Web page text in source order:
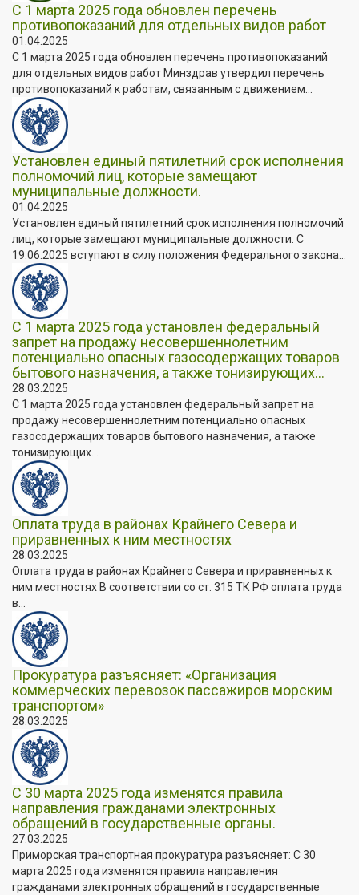
С 1 марта 2025 года обновлен перечень
противопоказаний для отдельных видов работ
01.04.2025
С 1 марта 2025 года обновлен перечень противопоказаний
для отдельных видов работ Минздрав утвердил перечень
противопоказаний к работам, связанным с движением...
Установлен единый пятилетний срок исполнения
полномочий лиц, которые замещают
муниципальные должности.
01.04.2025
Установлен единый пятилетний срок исполнения полномочий
лиц, которые замещают муниципальные должности. C
19.06.2025 вступают в силу положения Федерального закона...
С 1 марта 2025 года установлен федеральный
запрет на продажу несовершеннолетним
потенциально опасных газосодержащих товаров
бытового назначения, а также тонизирующих...
28.03.2025
С 1 марта 2025 года установлен федеральный запрет на
продажу несовершеннолетним потенциально опасных
газосодержащих товаров бытового назначения, а также
тонизирующих...
Оплата труда в районах Крайнего Севера и
приравненных к ним местностях
28.03.2025
Оплата труда в районах Крайнего Севера и приравненных к
ним местностях В соответствии со ст. 315 ТК РФ оплата труда
в...
Прокуратура разъясняет: «Организация
коммерческих перевозок пассажиров морским
транспортом»
28.03.2025
С 30 марта 2025 года изменятся правила
направления гражданами электронных
обращений в государственные органы.
27.03.2025
Приморская транспортная прокуратура разъясняет: С 30
марта 2025 года изменятся правила направления
гражданами электронных обращений в государственные